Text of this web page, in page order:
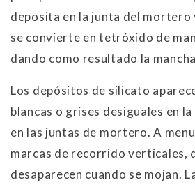
deposita en la junta del mortero
se convierte en tetróxido de
dando como resultado la
Los depósitos de silicato
blancas o grises desiguales en
en las juntas de mortero. A
marcas de recorrido verticales,
desaparecen cuando se mojan.